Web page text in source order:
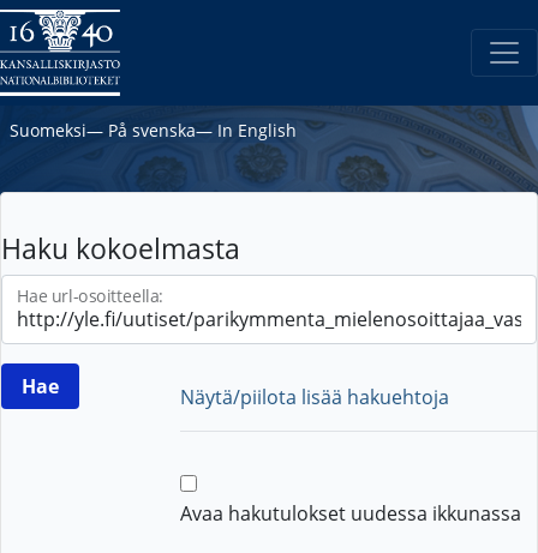
Suomeksi― På svenska― In English
Haku kokoelmasta
Hae url-osoitteella:
Näytä/piilota lisää hakuehtoja
Avaa hakutulokset uudessa ikkunassa